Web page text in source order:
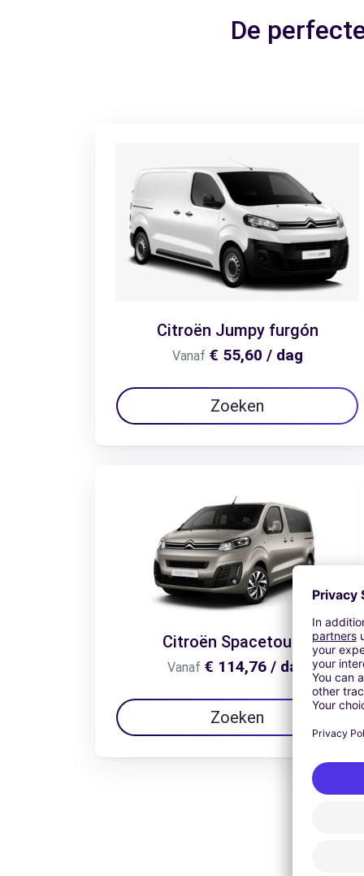
De
Citroën Jumpy furgón
Vanaf € 55,60 / dag
Zoeken
Citroën Spacetourer
Vanaf € 114,76 / dag
Zoeken